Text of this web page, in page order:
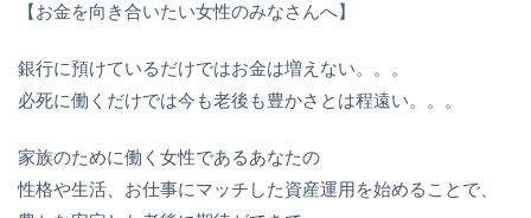
【お金を向き合いたい女性のみなさんへ】
銀行に預けているだけではお金は増えない。。。
必死に働くだけでは今も老後も豊かさとは程遠い。。。
家族のために働く女性であるあなたの
性格や生活、お仕事にマッチした資産運用を始めることで、